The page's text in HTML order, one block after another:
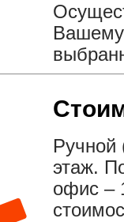
Вашему
Ручной
этаж.
офис –